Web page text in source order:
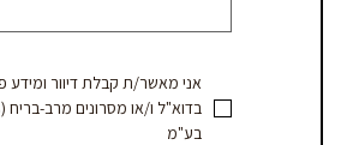
אני מאשר/ת קבלת דיוור ומידע
בע"מ